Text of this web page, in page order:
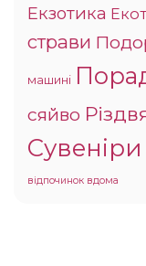
Екзотика
страви
машині
сяйво
Сувеніри
відпочинок вдома